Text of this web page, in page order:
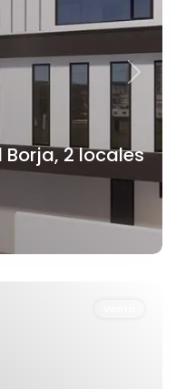
Next
2 locales